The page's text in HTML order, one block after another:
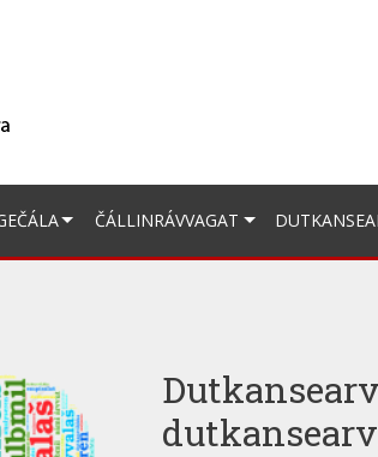
ČÁLLINRÁVVAGAT